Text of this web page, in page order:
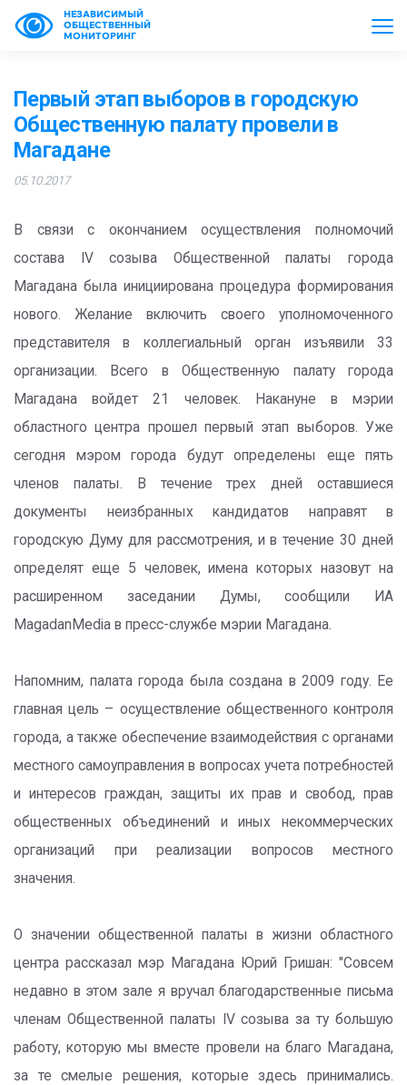
НЕЗАВИСИМЫЙ
ОБЩЕСТВЕННЫЙ
МОНИТОРИНГ
Первый этап выборов в городскую
Общественную палату провели в
Магадане
05.10.2017
В связи с окончанием осуществления полномочий
состава IV созыва Общественной палаты города
Магадана была инициирована процедура формирования
нового. Желание включить своего уполномоченного
представителя в коллегиальный орган изъявили 33
организации. Всего в Общественную палату города
Магадана войдет 21 человек. Накануне в мэрии
областного центра прошел первый этап выборов. Уже
сегодня мэром города будут определены еще пять
членов палаты. В течение трех дней оставшиеся
документы неизбранных кандидатов направят в
городскую Думу для рассмотрения, и в течение 30 дней
определят еще 5 человек, имена которых назовут на
расширенном заседании Думы, сообщили ИА
MagadanMedia в пресс-службе мэрии Магадана.
Напомним, палата города была создана в 2009 году. Ее
главная цель – осуществление общественного контроля
города, а также обеспечение взаимодействия с органами
местного самоуправления в вопросах учета потребностей
и интересов граждан, защиты их прав и свобод, прав
общественных объединений и иных некоммерческих
организаций при реализации вопросов местного
значения.
О значении общественной палаты в жизни областного
центра рассказал мэр Магадана Юрий Гришан: "Совсем
недавно в этом зале я вручал благодарственные письма
членам Общественной палаты IV созыва за ту большую
работу, которую мы вместе провели на благо Магадана,
за те смелые решения, которые здесь принимались.